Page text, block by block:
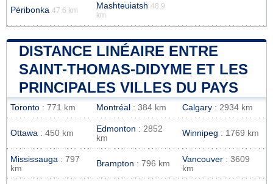
Péribonka 47.6 km Mashteuiatsh 48.9
km
DISTANCE LINÉAIRE ENTRE
SAINT-THOMAS-DIDYME ET LES
PRINCIPALES VILLES DU PAYS
Toronto : 771 km Montréal : 384 km Calgary : 2934 km
Ottawa : 450 km Edmonton : 2852
km
Winnipeg : 1769 km
Mississauga : 797
km
Brampton : 796 km Vancouver : 3609
km